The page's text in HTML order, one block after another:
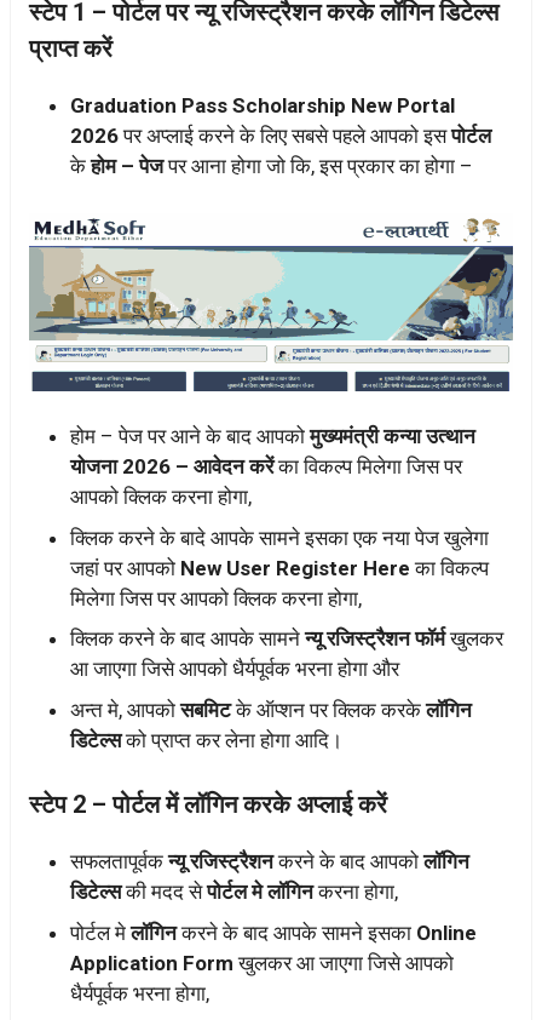
स्टेप 1 – पोर्टल पर न्यू रजिस्ट्रैशन करके लॉगिन डिटेल्स
प्राप्त करें
Graduation Pass Scholarship New Portal
2026पर अप्लाई करने के लिए सबसे पहले आपको इसपोर्टल
केहोम – पेजपर आना होगा जो कि, इस प्रकार का होगा –
होम – पेज पर आने के बाद आपकोमुख्यमंत्री कन्या उत्थान
योजना 2026 – आवेदन करेंका विकल्प मिलेगा जिस पर
आपको क्लिक करना होगा,
क्लिक करने के बादे आपके सामने इसका एक नया पेज खुलेगा
जहां पर आपको New User Register Here का विकल्प
मिलेगा जिस पर आपको क्लिक करना होगा,
क्लिक करने के बाद आपके सामनेन्यू रजिस्ट्रैशन फॉर्मखुलकर
आ जाएगा जिसे आपको धैर्यपूर्वक भरना होगा और
अन्त मे, आपकोसबमिटके ऑप्शन पर क्लिक करकेलॉगिन
डिटेल्सको प्राप्त कर लेना होगा आदि।
स्टेप 2 – पोर्टल में लॉगिन करके अप्लाई करें
सफलतापूर्वकन्यू रजिस्ट्रैशनकरने के बाद आपकोलॉगिन
डिटेल्सकी मदद सेपोर्टल मे लॉगिनकरना होगा,
पोर्टल मेलॉगिनकरने के बाद आपके सामने इसका Online
Application Form खुलकर आ जाएगा जिसे आपको
धैर्यपूर्वक भरना होगा,